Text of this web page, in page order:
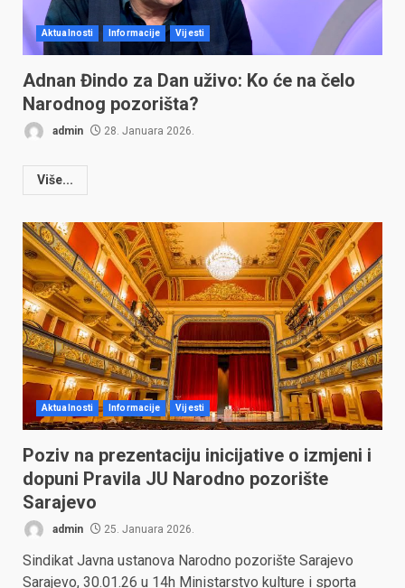
Aktualnosti Informacije Vijesti
Adnan Đindo za Dan uživo: Ko će na čelo
Narodnog pozorišta?
admin 28. Januara 2026.
Više...
Aktualnosti Informacije Vijesti
Poziv na prezentaciju inicijative o izmjeni i
dopuni Pravila JU Narodno pozorište
Sarajevo
admin 25. Januara 2026.
Sindikat Javna ustanova Narodno pozorište Sarajevo
Sarajevo, 30.01.26 u 14h Ministarstvo kulture i sporta